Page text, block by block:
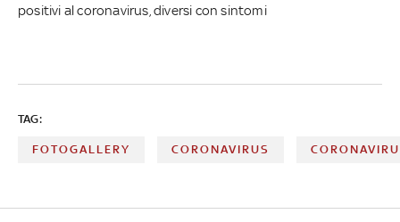
positivi al coronavirus, diversi con sintomi
TAG:
FOTOGALLERY CORONAVIRUS